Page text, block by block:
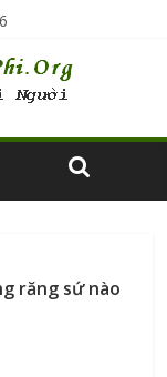
răng sứ nào